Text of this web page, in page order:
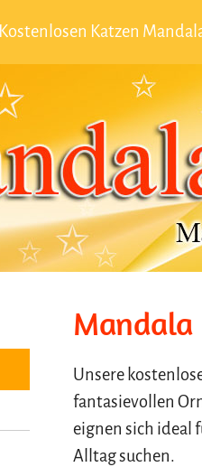
Kostenlosen Katzen
Unsere
fantasievollen
eignen sich ideal
Alltag suchen.